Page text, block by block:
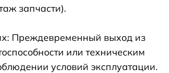
запчасти).
Преждевременный выход из
или техническим
условий эксплуатации.